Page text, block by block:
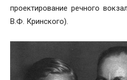
проектирование речного
В.Ф. Кринского).